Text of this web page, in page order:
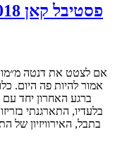
אמור להיות פה היום.
ברגע האחרון יחד
בתבל, האירוויזיון של